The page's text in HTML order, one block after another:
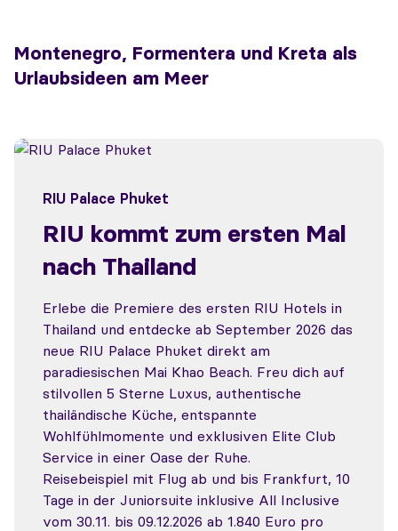
Montenegro, Formentera und Kreta als
Urlaubsideen am Meer
RIU Palace Phuket
RIU kommt zum ersten Mal
nach Thailand
Erlebe die Premiere des ersten RIU Hotels in
Thailand und entdecke ab September 2026 das
neue RIU Palace Phuket direkt am
paradiesischen Mai Khao Beach. Freu dich auf
stilvollen 5 Sterne Luxus, authentische
thailändische Küche, entspannte
Wohlfühlmomente und exklusiven Elite Club
Service in einer Oase der Ruhe.
Reisebeispiel mit Flug ab und bis Frankfurt, 10
Tage in der Juniorsuite inklusive All Inclusive
vom 30.11. bis 09.12.2026 ab 1.840 Euro pro